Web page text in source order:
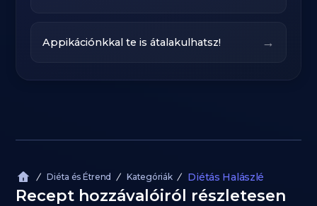
Appikációnkkal te is átalakulhatsz! →
Diéta és Étrend Kategóriák Diétás Halászlé
Recept hozzávalóiról részletesen